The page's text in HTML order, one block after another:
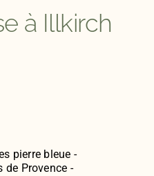
à Illkirch
pierre bleue -
de Provence -